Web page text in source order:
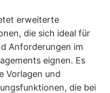
erweiterte
die sich ideal für
Anforderungen im
eignen. Es
Vorlagen und
die bei